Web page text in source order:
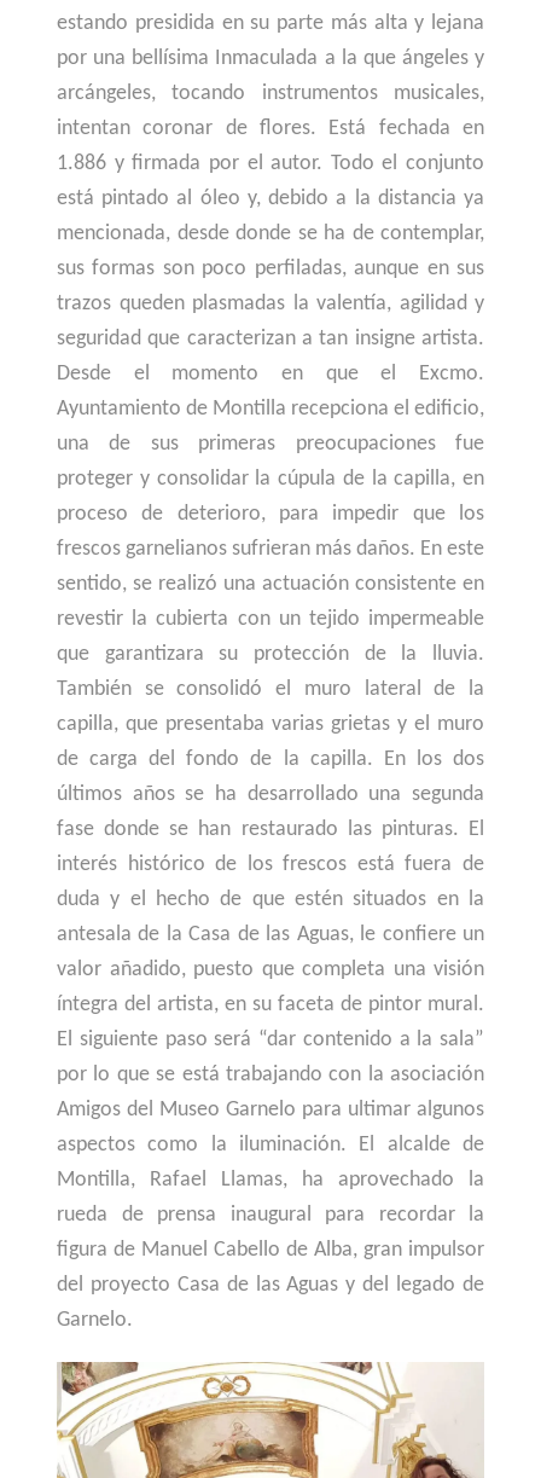
estando presidida en su parte más alta y lejana
por una bellísima Inmaculada a la que ángeles y
arcángeles, tocando instrumentos musicales,
intentan coronar de flores. Está fechada en
1.886 y firmada por el autor. Todo el conjunto
está pintado al óleo y, debido a la distancia ya
mencionada, desde donde se ha de contemplar,
sus formas son poco perfiladas, aunque en sus
trazos queden plasmadas la valentía, agilidad y
seguridad que caracterizan a tan insigne artista.
Desde el momento en que el Excmo.
Ayuntamiento de Montilla recepciona el edificio,
una de sus primeras preocupaciones fue
proteger y consolidar la cúpula de la capilla, en
proceso de deterioro, para impedir que los
frescos garnelianos sufrieran más daños. En este
sentido, se realizó una actuación consistente en
revestir la cubierta con un tejido impermeable
que garantizara su protección de la lluvia.
También se consolidó el muro lateral de la
capilla, que presentaba varias grietas y el muro
de carga del fondo de la capilla. En los dos
últimos años se ha desarrollado una segunda
fase donde se han restaurado las pinturas. El
interés histórico de los frescos está fuera de
duda y el hecho de que estén situados en la
antesala de la Casa de las Aguas, le confiere un
valor añadido, puesto que completa una visión
íntegra del artista, en su faceta de pintor mural.
El siguiente paso será “dar contenido a la sala”
por lo que se está trabajando con la asociación
Amigos del Museo Garnelo para ultimar algunos
aspectos como la iluminación. El alcalde de
Montilla, Rafael Llamas, ha aprovechado la
rueda de prensa inaugural para recordar la
figura de Manuel Cabello de Alba, gran impulsor
del proyecto Casa de las Aguas y del legado de
Garnelo.